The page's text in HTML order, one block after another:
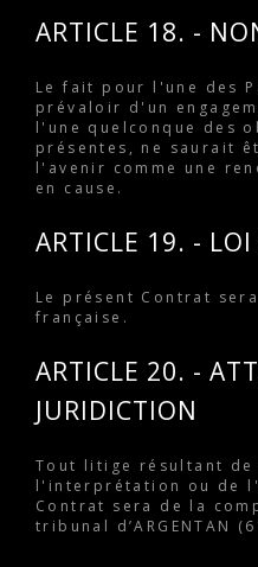
ARTICLE 18. -
Le fait pour l'une des
prévaloir d'un
l'une quelconque des
présentes, ne saurait
l'avenir comme une
en cause.
ARTICLE 19. - LOI
Le présent Contrat
française.
ARTICLE 20. -
JURIDICTION
Tout litige résultant
l'interprétation ou de
Contrat sera de la
tribunal d’ARGENTAN